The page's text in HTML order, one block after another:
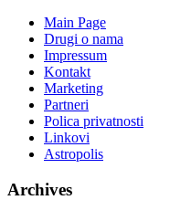
Main Page
Drugi o nama
Impressum
Kontakt
Marketing
Partneri
Polica privatnosti
Linkovi
Astropolis
Archives